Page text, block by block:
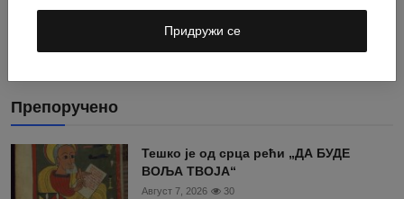
Придружи се
Препоручено
Тешко је од срца рећи „ДА БУДЕ
ВОЉА ТВОЈА“
Август 7, 2026 30